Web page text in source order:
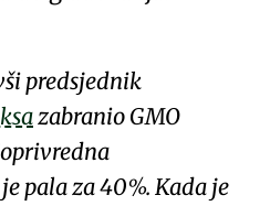
predsjednik
zabranio GMO
pala za 40%. Kada je